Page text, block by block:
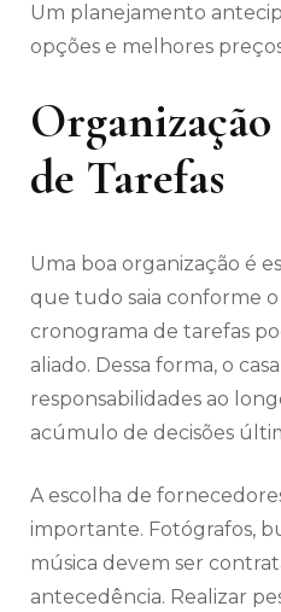
Um planejamento
opções e melhores
de Tarefas
Uma boa organização é
que tudo saia conforme
cronograma de tarefas
aliado. Dessa forma, o
responsabilidades ao
acúmulo de decisões
A escolha de
importante. Fotógrafos,
música devem ser
antecedência. Realizar